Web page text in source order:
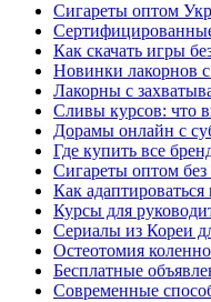
Сигареты оптом
Как скачать игры
Новинки лакорнов
Лакорны с
Сливы курсов: что
Дорамы онлайн с
Где купить все
Сигареты оптом
Как
Курсы для
Сериалы из Кореи
Остеотомия
Бесплатные
Современные